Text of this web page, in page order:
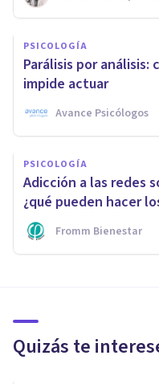
PSICOLOGÍA
Parálisis por análisis:
impide actuar
Avance Psicólogos
PSICOLOGÍA
Adicción a las redes
¿qué pueden hacer
Fromm Bienestar
Quizás te